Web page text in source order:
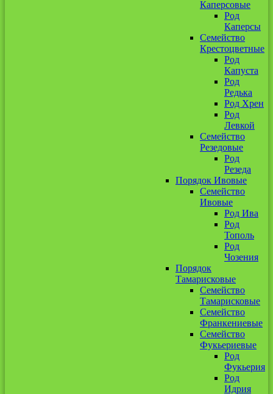
Каперсовые
Род
Каперсы
Семейство
Крестоцветные
Род
Капуста
Род
Редька
Род Хрен
Род
Левкой
Семейство
Резедовые
Род
Резеда
Порядок Ивовые
Семейство
Ивовые
Род Ива
Род
Тополь
Род
Чозения
Порядок
Тамарисковые
Семейство
Тамарисковые
Семейство
Франкениевые
Семейство
Фукьериевые
Род
Фукьерия
Род
Идрия